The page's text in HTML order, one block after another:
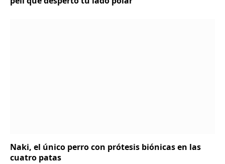
Naki, el único perro con prótesis biónicas en las
cuatro patas